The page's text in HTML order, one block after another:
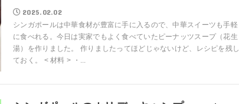
2025.02.02
シンガポールは中華食材が豊富に手に入るので、中華スイーツも手軽
に食べれる。今日は実家でもよく食べていたピーナッツスープ（花生
湯）を作りました。 作りましたってほどじゃないけど、レシピを残し
ておく。 < 材料 > ・...